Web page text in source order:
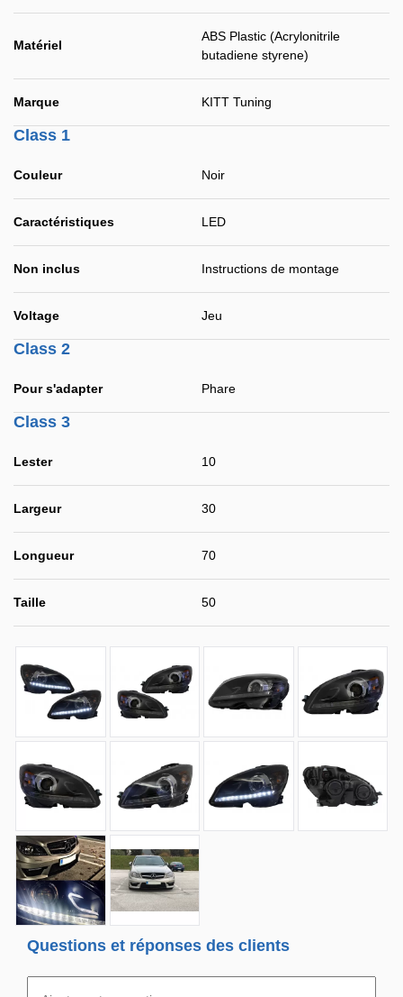
Matériel
ABS Plastic (Acrylonitrile
butadiene styrene)
Marque KITT Tuning
Class 1
Couleur Noir
Caractéristiques LED
Non inclus Instructions de montage
Voltage Jeu
Class 2
Pour s'adapter Phare
Class 3
Lester 10
Largeur 30
Longueur 70
Taille 50
Questions et réponses des clients